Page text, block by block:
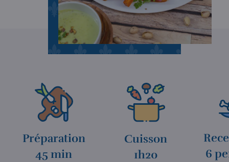
Préparation
45 min
Cuisson
1h20
6